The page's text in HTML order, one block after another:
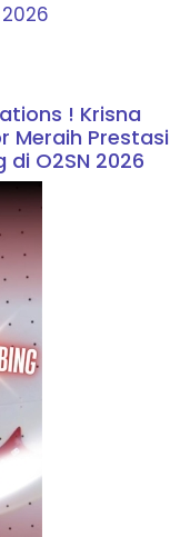
2026
! Krisna
Meraih Prestasi
O2SN 2026